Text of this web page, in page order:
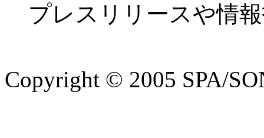
プレスリリースや情
Copyright © 2005 SPA/